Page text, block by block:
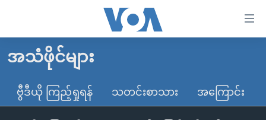
လွယ်ကူ
သည့်
မူလစာမျက်နှာ
မြန်မာ
ကမ္ဘာ့သတင်းများ
အသံဖိုင်များ
ဗွီဒီယို ကြည့်ရှုရန် သတင်းစာသား အကြောင်း